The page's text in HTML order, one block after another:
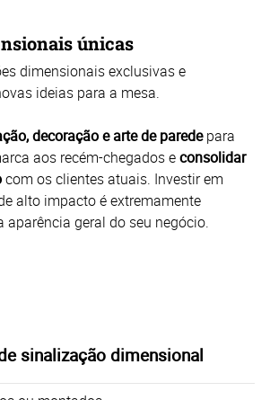
únicas
dimensionais exclusivas e
ideias para a mesa.
decoração e arte de paredepara
aos recém-chegados econsolidar
com os clientes atuais. Investir em
alto impacto é extremamente
aparência geral do seu negócio.
sinalização dimensional